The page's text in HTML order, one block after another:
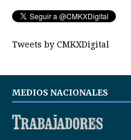
Tweets by CMKXDigital
MEDIOS NACIONALES